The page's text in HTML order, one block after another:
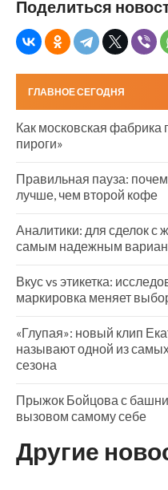
Поделиться
ГЛАВНОЕ СЕГОДНЯ
Как московская фабрика
пироги»
Правильная пауза:
лучше, чем второй кофе
Аналитики: для сделок с
самым надежным
Вкус vs этикетка:
маркировка меняет
«Глупая»: новый клип
называют одной из
сезона
Прыжок Бойцова с
вызовом самому себе
Другие